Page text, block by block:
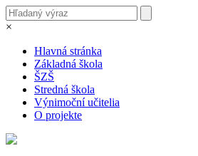
×
Hlavná stránka
Základná škola
ŠZŠ
Stredná škola
Výnimoční učitelia
O projekte